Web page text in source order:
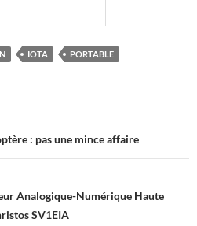
IOTA PORTABLE
: pas une mince affaire
Analogique-Numérique Haute
SV1EIA